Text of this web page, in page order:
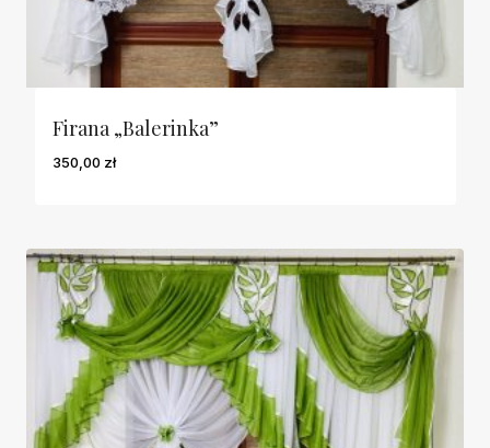
Firana „Balerinka”
350,00 zł